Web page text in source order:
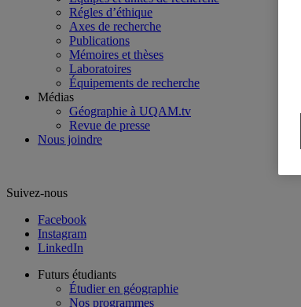
Régles d’éthique
Axes de recherche
Publications
Mémoires et thèses
Laboratoires
Équipements de recherche
Médias
Géographie à UQAM.tv
Revue de presse
Nous joindre
Suivez-nous
Facebook
Instagram
LinkedIn
Futurs étudiants
Étudier en géographie
Nos programmes